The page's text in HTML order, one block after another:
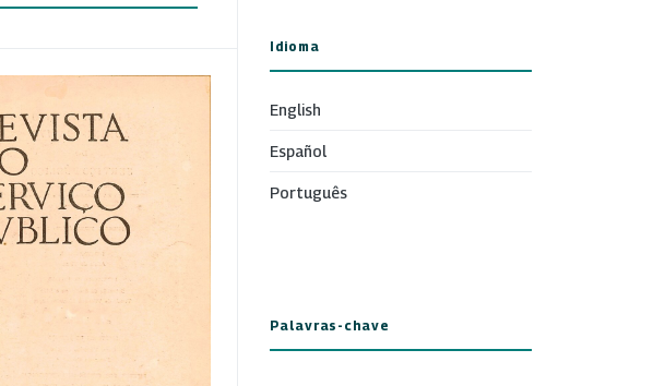
Idioma
English
Español
Português
Palavras-chave